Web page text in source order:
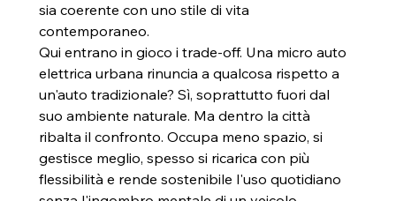
sia coerente con uno stile di vita
contemporaneo.
Qui entrano in gioco i trade-off. Una micro auto
elettrica urbana rinuncia a qualcosa rispetto a
un'auto tradizionale? Sì, soprattutto fuori dal
suo ambiente naturale. Ma dentro la città
ribalta il confronto. Occupa meno spazio, si
gestisce meglio, spesso si ricarica con più
flessibilità e rende sostenibile l'uso quotidiano